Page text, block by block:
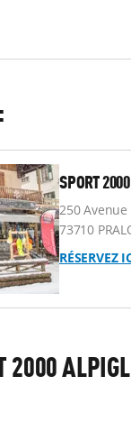
SPORT
250
73710
RÉSERVEZ
2000